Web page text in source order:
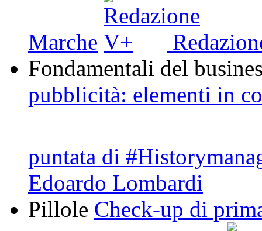
Marche
Fondamentali del
pubblicità: elementi in
puntata di
Edoardo Lombardi
Pillole Check-up di